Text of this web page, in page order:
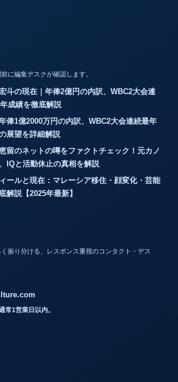
に編集デスクが確認します。
斗の現在｜年俸2億円の内訳、WBC2大会連
成績を徹底解説
俸1億2000万円の内訳、WBC2大会連続最年
展望を詳細解説
留のネットの噂をファクトチェック！元カノ
IQと活動休止の真相を解説
ールと現在：マレーシア移住・顔変化・芸能
解説【2025年最新】
振り分ける、レスポンス重視のコンタクト・デス
常1営業日以内。